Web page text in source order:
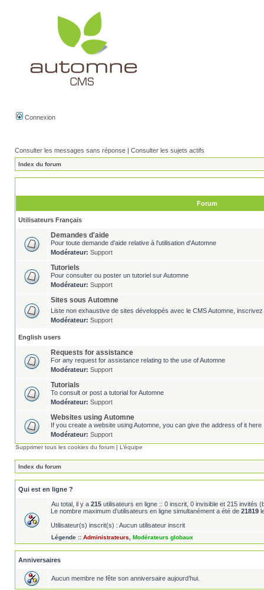
Connexion
Consulter les messages sans réponse | Consulter les sujets actifs
Index du forum
Forum
Utilisateurs Français
Demandes d'aide
Pour toute demande d'aide relative à l'utilisation d'Automne
Modérateur: Support
Tutoriels
Pour consulter ou poster un tutoriel sur Automne
Modérateur: Support
Sites sous Automne
Liste non exhaustive de sites développés avec le CMS Automne,
Modérateur: Support
English users
Requests for assistance
For any request for assistance relating to the use of Automne
Modérateur: Support
Tutorials
To consult or post a tutorial for Automne
Modérateur: Support
Websites using Automne
If you create a website using Automne, you can give the address of it here
Modérateur: Support
Supprimer tous les cookies du forum | L’équipe
Index du forum
Qui est en ligne ?
Au total, il y a 215 utilisateurs en ligne :: 0 inscrit, 0 invisible et 215 invités
Le nombre maximum d’utilisateurs en ligne simultanément a été de 21819
Utilisateur(s) inscrit(s) : Aucun utilisateur inscrit
Légende :: Administrateurs Modérateurs globaux
Anniversaires
Aucun membre ne fête son anniversaire aujourd’hui.